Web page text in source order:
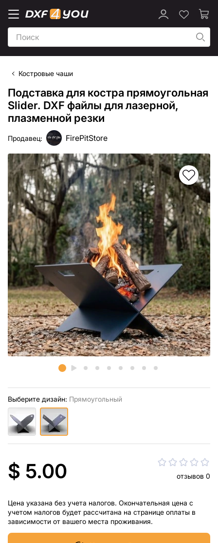
Костровые чаши
Подставка для костра прямоугольная
Slider. DXF файлы для лазерной,
плазменной резки
Продавец: FirePitStore
Выберите дизайн: Прямоугольный
$ 5.00 отзывов 0
Цена указана без учета налогов. Окончательная цена с
учетом налогов будет рассчитана на странице оплаты в
зависимости от вашего места проживания.